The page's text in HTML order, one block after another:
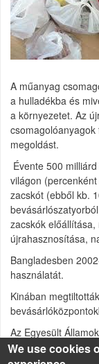
A műanyag
a hulladékba és
a környezetet. Az
megoldást.
Évente 500
világon
zacskót (ebből kb.
zacskók
újrahasznosítása,
Bangladesben
használatát.
Kinában
Az Egyesült
nem használnak
We use cookies